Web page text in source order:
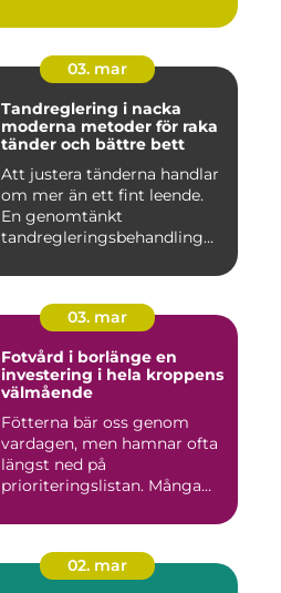
03. mar
Tandreglering i nacka
moderna metoder för raka
tänder och bättre bett
Att justera tänderna handlar
om mer än ett fint leende.
En genomtänkt
tandregleringsbehandling
03. mar
Fotvård i borlänge en
investering i hela kroppens
välmående
Fötterna bär oss genom
vardagen, men hamnar ofta
längst ned på
prioriteringslistan. Många
02. mar